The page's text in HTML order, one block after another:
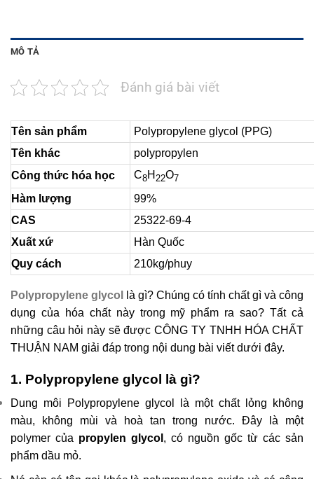
MÔ TẢ
Đánh giá bài viết
Tên sản phẩm
Polypropylene glycol (PPG)
Tên khác
polypropylen
Công thức hóa học
C8H 22O7
Hàm lượng
99%
CAS
25322-69-4
Xuất xứ
Hàn Quốc
Quy cách
210kg/phuy
Polypropylene glycol
là gì? Chúng có tính chất gì và công
dụng của hóa chất này trong mỹ phẩm ra sao? Tất cả
những câu hỏi này sẽ được CÔNG TY TNHH HÓA CHẤT
THUẬN NAM giải đáp trong nội dung bài viết dưới đây.
1. Polypropylene glycol là gì?
Dung môi Polypropylene glycol là một chất lỏng không
màu, không mùi và hoà tan trong nước. Đây là một
polymer của propylen glycol , có nguồn gốc từ các sản
phẩm dầu mỏ.